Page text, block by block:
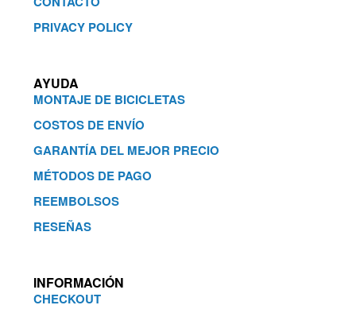
PRIVACY POLICY
AYUDA
MONTAJE DE BICICLETAS
COSTOS DE ENVÍO
GARANTÍA DEL MEJOR PRECIO
MÉTODOS DE PAGO
REEMBOLSOS
RESEÑAS
INFORMACIÓN
CHECKOUT